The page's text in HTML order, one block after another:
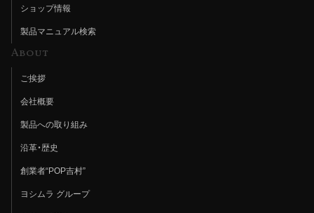
ショップ情報
製品マニュアル検索
About
ご挨拶
会社概要
製品への取り組み
沿革・歴史
創業者“POP吉村”
ヨシムラ グループ